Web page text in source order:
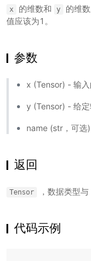
x 的维数和 y
的维
值应该为1。
参数
x (Tensor) - 输
y (Tensor) - 给
name (str，可选
返回
Tensor ，数据类型与
代码示例